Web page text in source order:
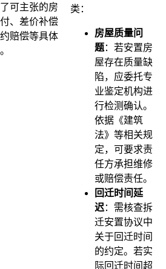
可主张的房
、差价补偿
赔偿等具体
类：
房屋质量问
题：若安置房
屋存在质量缺
陷，应委托专
业鉴定机构进
行检测确认。
依据《建筑
法》等相关规
定，可要求责
任方承担维修
或赔偿责任。
回迁时间延
迟：需核查拆
迁安置协议中
关于回迁时间
的约定。若实
际回迁时间超